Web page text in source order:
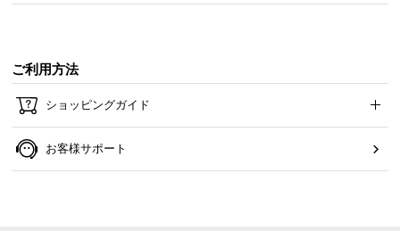
ご利用方法
ショッピングガイド
お客様サポート